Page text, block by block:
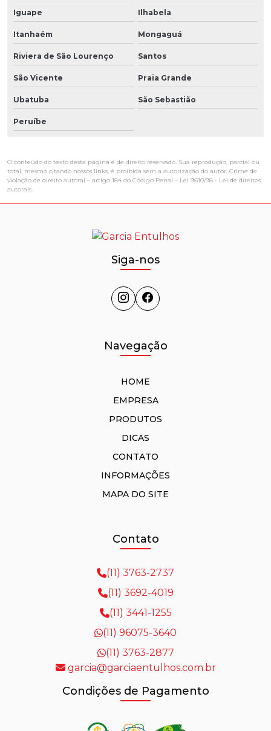
Iguape Ilhabela
Itanhaém Mongaguá
Riviera de São Lourenço Santos
São Vicente Praia Grande
Ubatuba São Sebastião
Peruíbe
O conteúdo do texto desta página é de direito reservado. Sua reprodução, parcial ou
total, mesmo citando nossos links, é proibida sem a autorização do autor. Crime de
violação de direito autoral – artigo 184 do Código Penal – Lei 9610/98 - Lei de direitos
autorais.
Siga-nos
Navegação
HOME
EMPRESA
PRODUTOS
DICAS
CONTATO
INFORMAÇÕES
MAPA DO SITE
Contato
(11) 3763-2737
(11) 3692-4019
(11) 3441-1255
(11) 96075-3640
(11) 3763-2877
garcia@garciaentulhos.com.br
Condições de Pagamento